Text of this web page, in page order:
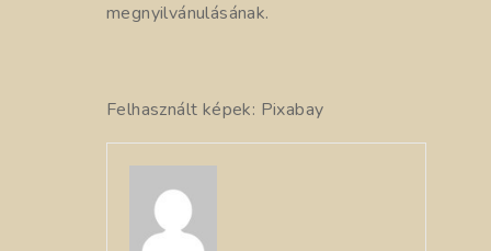
megnyilvánulásának.
Felhasznált képek: Pixabay